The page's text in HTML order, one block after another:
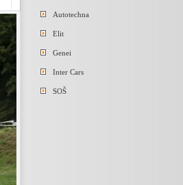
Autotechna
Elit
Genei
Inter Cars
SOŠ